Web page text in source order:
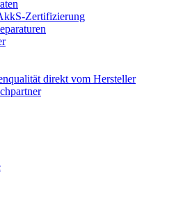
Zertifizierung
direkt vom Hersteller